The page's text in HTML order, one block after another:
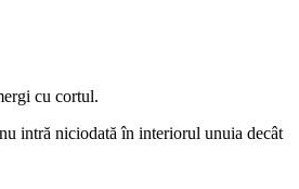
cu cortul.
intră niciodată în interiorul unuia decât